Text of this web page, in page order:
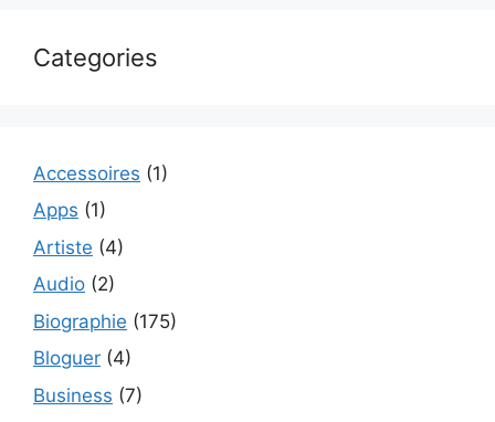
Categories
Accessoires (1)
Apps (1)
Artiste (4)
Audio (2)
Biographie (175)
Bloguer (4)
Business (7)